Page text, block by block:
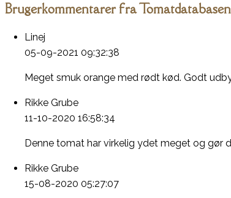
Brugerkommentarer fra Tomatdatabasen
Linej
05-09-2021 09:32:38
Meget smuk orange med rødt kød. Godt
Rikke Grube
11-10-2020 16:58:34
Denne tomat har virkelig ydet meget og gør
Rikke Grube
15-08-2020 05:27:07